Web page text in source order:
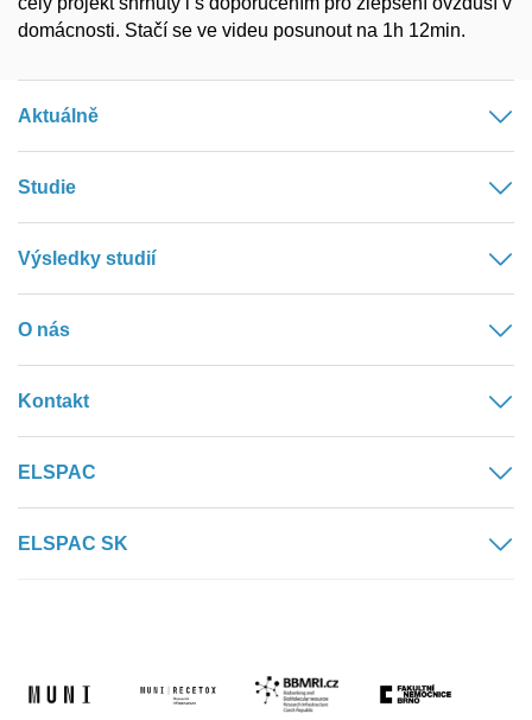
domácnosti. Stačí se ve videu posunout na 1h 12min.
Aktuálně
Studie
Výsledky studií
O nás
Kontakt
ELSPAC
ELSPAC SK